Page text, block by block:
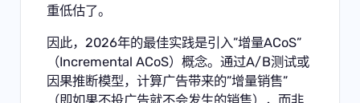
重低估了。
因此，2026年的最佳实践是引入”增量ACoS”
（Incremental ACoS）概念。通过A/B测试或
因果推断模型，计算广告带来的”增量销售”